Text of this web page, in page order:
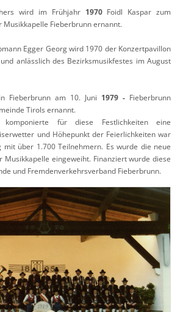
wird im Frühjahr 1970Foidl Kaspar zum
Musikkapelle Fieberbrunn ernannt.
Egger Georg wird 1970 der Konzertpavillon
anlässlich des Bezirksmusikfestes im August
Fieberbrunn am 10. Juni 1979 - Fieberbrunn
Tirols ernannt.
komponierte für diese Festlichkeiten eine
und Höhepunkt der Feierlichkeiten war
mit über 1.700 Teilnehmern. Es wurde die neue
Musikkapelle eingeweiht. Finanziert wurde diese
und Fremdenverkehrsverband Fieberbrunn.